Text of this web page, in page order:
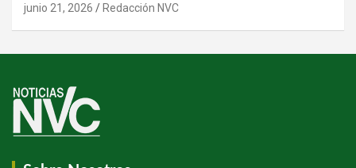
junio 21, 2026 Redacción NVC